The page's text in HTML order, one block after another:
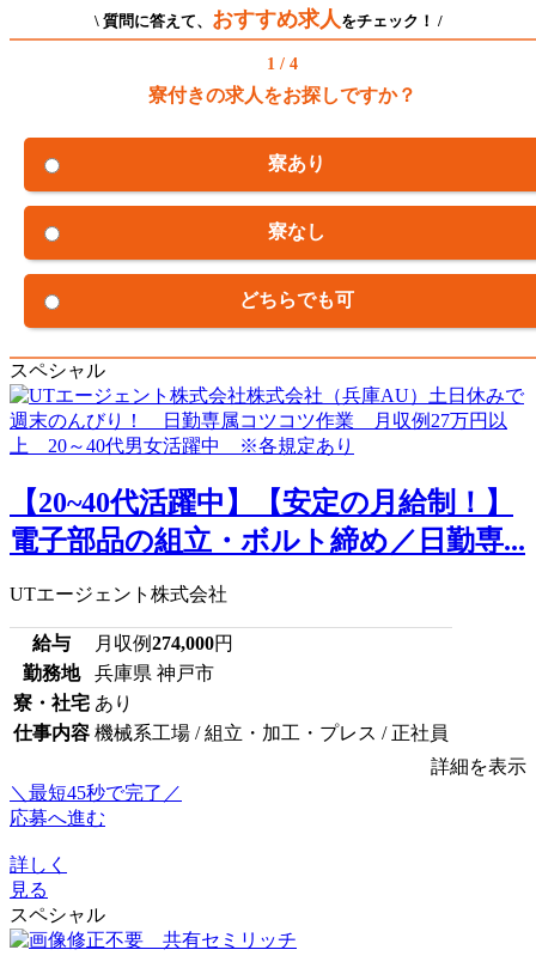
\ 質問に答えて、 おすすめ求人 をチェック！ /
1 / 4
寮付きの求人をお探しですか？
寮あり
寮なし
どちらでも可
スペシャル
【20~40代活躍中】【安定の月給制！】
電子部品の組立・ボルト締め／日勤専...
UTエージェント株式会社
給与 月収例274,000円
勤務地
兵庫県 神戸市
寮・社宅 あり
仕事内容 機械系工場 / 組立・加工・プレス / 正社員
詳細を表示
＼最短45秒で完了／
応募へ進む
詳しく
見る
スペシャル